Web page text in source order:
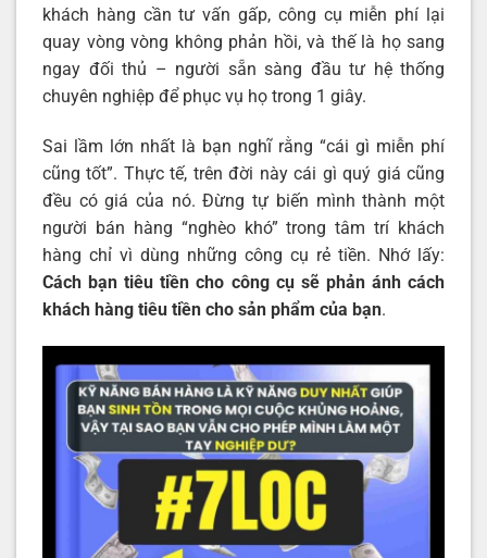
khách hàng cần tư vấn gấp, công cụ miễn phí lại
quay vòng vòng không phản hồi, và thế là họ sang
ngay đối thủ – người sẵn sàng đầu tư hệ thống
chuyên nghiệp để phục vụ họ trong 1 giây.
Sai lầm lớn nhất là bạn nghĩ rằng “cái gì miễn phí
cũng tốt”. Thực tế, trên đời này cái gì quý giá cũng
đều có giá của nó. Đừng tự biến mình thành một
người bán hàng “nghèo khó” trong tâm trí khách
hàng chỉ vì dùng những công cụ rẻ tiền. Nhớ lấy:
Cách bạn tiêu tiền cho công cụ sẽ phản ánh cách
khách hàng tiêu tiền cho sản phẩm của bạn.